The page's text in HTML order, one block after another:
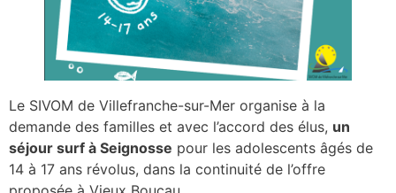
Le SIVOM de Villefranche-sur-Mer organise à la
demande des familles et avec l’accord des élus, un
séjour surf à Seignosse pour les adolescents âgés de
14 à 17 ans révolus, dans la continuité de l’offre